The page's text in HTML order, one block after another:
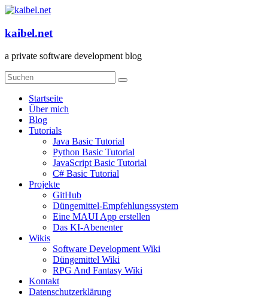
Zum
springen
kaibel.net
a private software development blog
Menü
Startseite
Über mich
Blog
Tutorials
Java Basic Tutorial
Python Basic Tutorial
JavaScript Basic Tutorial
C# Basic Tutorial
Projekte
GitHub
Düngemittel-Empfehlungssystem
Eine MAUI App erstellen
Das KI-Abenenter
Wikis
Software Development Wiki
Düngemittel Wiki
RPG And Fantasy Wiki
Kontakt
Datenschutzerklärung